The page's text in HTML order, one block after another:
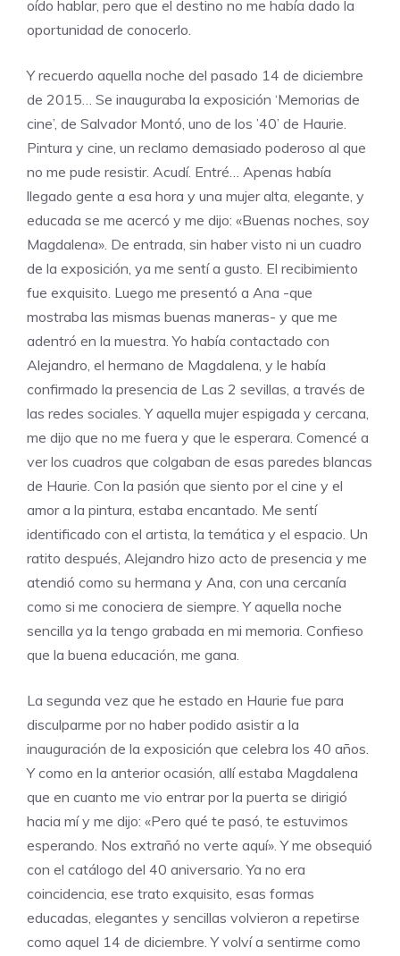
oído hablar, pero que el destino no me había dado la
oportunidad de conocerlo.
Y recuerdo aquella noche del pasado 14 de diciembre
de 2015… Se inauguraba la exposición ‘Memorias de
cine’, de Salvador Montó, uno de los ’40’ de Haurie.
Pintura y cine, un reclamo demasiado poderoso al que
no me pude resistir. Acudí. Entré… Apenas había
llegado gente a esa hora y una mujer alta, elegante, y
educada se me acercó y me dijo: «Buenas noches, soy
Magdalena». De entrada, sin haber visto ni un cuadro
de la exposición, ya me sentí a gusto. El recibimiento
fue exquisito. Luego me presentó a Ana -que
mostraba las mismas buenas maneras- y que me
adentró en la muestra. Yo había contactado con
Alejandro, el hermano de Magdalena, y le había
confirmado la presencia de Las 2 sevillas, a través de
las redes sociales. Y aquella mujer espigada y cercana,
me dijo que no me fuera y que le esperara. Comencé a
ver los cuadros que colgaban de esas paredes blancas
de Haurie. Con la pasión que siento por el cine y el
amor a la pintura, estaba encantado. Me sentí
identificado con el artista, la temática y el espacio. Un
ratito después, Alejandro hizo acto de presencia y me
atendió como su hermana y Ana, con una cercanía
como si me conociera de siempre. Y aquella noche
sencilla ya la tengo grabada en mi memoria. Confieso
que la buena educación, me gana.
La segunda vez que he estado en Haurie fue para
disculparme por no haber podido asistir a la
inauguración de la exposición que celebra los 40 años.
Y como en la anterior ocasión, allí estaba Magdalena
que en cuanto me vio entrar por la puerta se dirigió
hacia mí y me dijo: «Pero qué te pasó, te estuvimos
esperando. Nos extrañó no verte aquí». Y me obsequió
con el catálogo del 40 aniversario. Ya no era
coincidencia, ese trato exquisito, esas formas
educadas, elegantes y sencillas volvieron a repetirse
como aquel 14 de diciembre. Y volví a sentirme como